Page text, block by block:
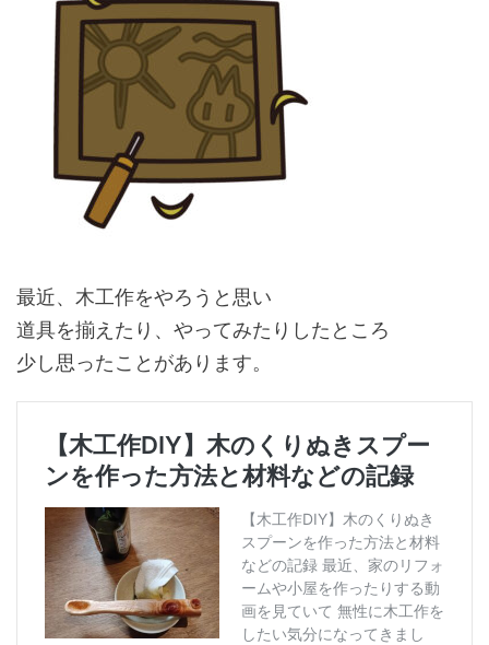
最近、木工作をやろうと思い
道具を揃えたり、やってみたりしたところ
少し思ったことがあります。